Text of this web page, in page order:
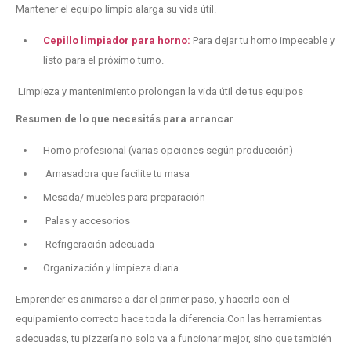
Mantener el equipo limpio alarga su vida útil.
Cepillo limpiador para horno: Para dejar tu horno impecable y
listo para el próximo turno.
Limpieza y mantenimiento prolongan la vida útil de tus equipos
Resumen de lo que necesitás para arrancar
Horno profesional (varias opciones según producción)
Amasadora que facilite tu masa
Mesada/ muebles para preparación
Palas y accesorios
Refrigeración adecuada
Organización y limpieza diaria
Emprender es animarse a dar el primer paso, y hacerlo con el
equipamiento correcto hace toda la diferencia.Con las herramientas
adecuadas, tu pizzería no solo va a funcionar mejor, sino que también